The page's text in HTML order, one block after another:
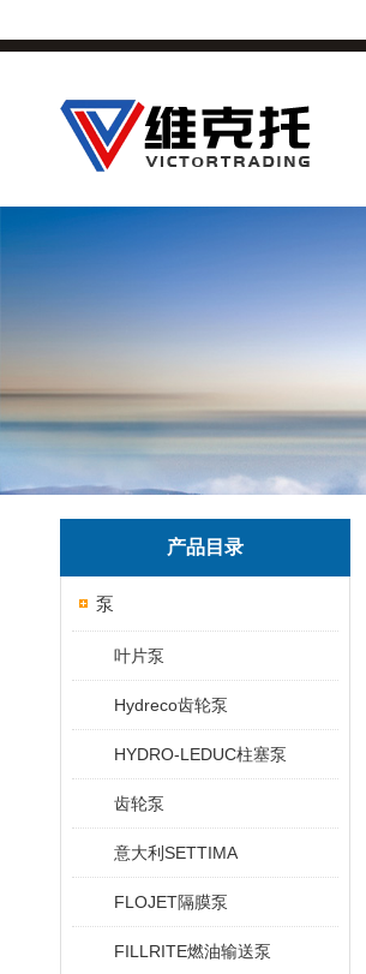
产品目录
泵
叶片泵
Hydreco齿轮泵
HYDRO-LEDUC柱塞泵
齿轮泵
意大利SETTIMA
FLOJET隔膜泵
FILLRITE燃油输送泵